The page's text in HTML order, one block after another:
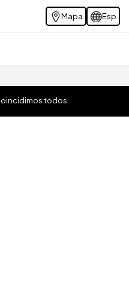
Mapa Esp
todos.